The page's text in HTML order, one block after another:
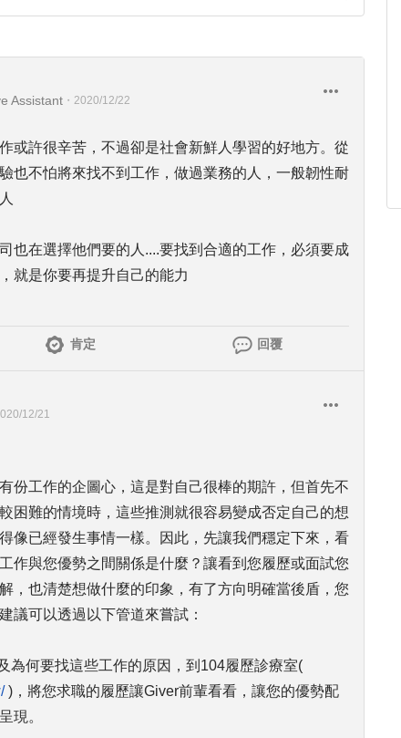
Assistant ・ 2020/12/22
或許很辛苦，不過卻是社會新鮮人學習的好地方。從
也不怕將來找不到工作，做過業務的人，一般韌性耐
也在選擇他們要的人....要找到合適的工作，必須要成
就是你要再提升自己的能力
肯定 回覆
12/21
份工作的企圖心，這是對自己很棒的期許，但首先不
困難的情境時，這些推測就很容易變成否定自己的想
像已經發生事情一樣。因此，先讓我們穩定下來，看
作與您優勢之間關係是什麼？讓看到您履歷或面試您
，也清楚想做什麼的印象，有了方向明確當後盾，您
議可以透過以下管道來嘗試：
為何要找這些工作的原因，到104履歷診療室(
)，將您求職的履歷讓Giver前輩看看，讓您的優勢配
現。